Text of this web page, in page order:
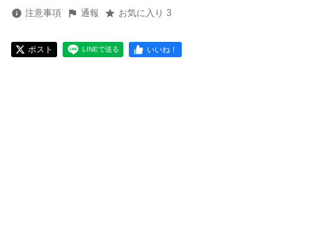
注意事項 通報 お気に入り 3
ポスト LINEで送る いいね！